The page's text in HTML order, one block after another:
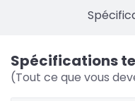
Spécifications
(Tout ce que vous